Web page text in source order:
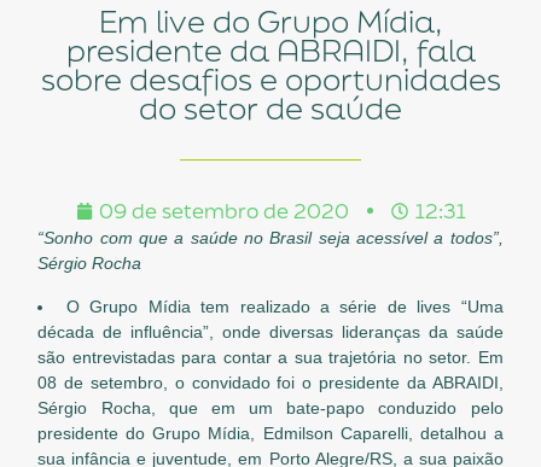
Em live do Grupo Mídia,
presidente da ABRAIDI, fala
sobre desafios e oportunidades
do setor de saúde
09 de setembro de 2020 12:31
“Sonho com que a saúde no Brasil seja acessível a todos”,
Sérgio Rocha
O Grupo Mídia tem realizado a série de lives “Uma
década de influência”, onde diversas lideranças da saúde
são entrevistadas para contar a sua trajetória no setor. Em
08 de setembro, o convidado foi o presidente da ABRAIDI,
Sérgio Rocha, que em um bate-papo conduzido pelo
presidente do Grupo Mídia, Edmilson Caparelli, detalhou a
sua infância e juventude, em Porto Alegre/RS, a sua paixão